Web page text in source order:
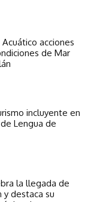
acciones
de Mar
incluyente en
Lengua de
la llegada de
y destaca su